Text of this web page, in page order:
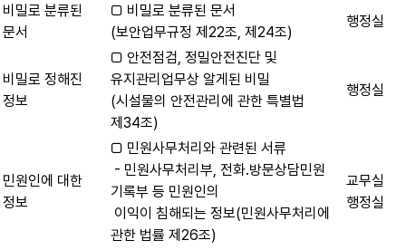
비밀로 분류된
문서
□ 비밀로 분류된 문서
(보안업무규정 제22조, 제24조)
행정실
비밀로 정해진
정보
□ 안전점검, 정밀안전진단 및
유지관리업무상 알게된 비밀
(시설물의 안전관리에 관한 특별법
제34조)
행정실
민원인에 대한
정보
□ 민원사무처리와 관련된 서류
- 민원사무처리부, 전화․방문상담민원
기록부 등 민원인의
이익이 침해되는 정보(민원사무처리에
관한 법률 제26조)
교무실
행정실